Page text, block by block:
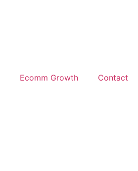
Ecomm Growth Contact